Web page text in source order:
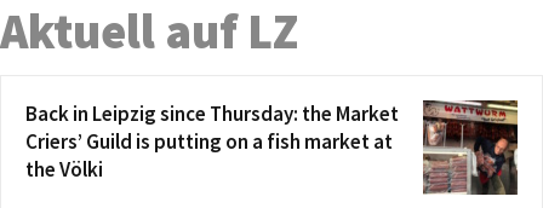
Aktuell auf LZ
Back in Leipzig since Thursday: the Market
Criers’ Guild is putting on a fish market at
the Völki